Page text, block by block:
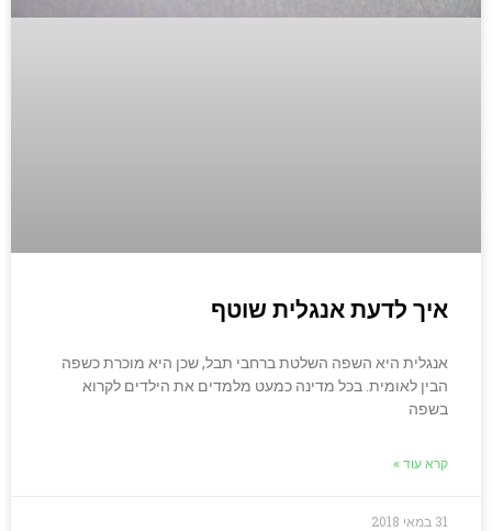
איך לדעת אנגלית שוטף
אנגלית היא השפה השלטת ברחבי תבל, שכן היא מוכרת כשפה
הבין לאומית. בכל מדינה כמעט מלמדים את הילדים לקרוא
בשפה
קרא עוד »
31 במאי 2018